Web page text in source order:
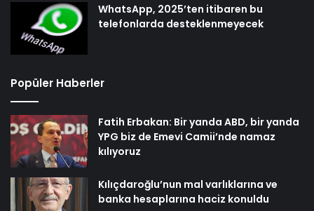
WhatsApp, 2025’ten itibaren bu
telefonlarda desteklenmeyecek
Popüler Haberler
Fatih Erbakan: Bir yanda ABD, bir yanda
YPG biz de Emevi Camii’nde namaz
kılıyoruz
Kılıçdaroğlu’nun mal varlıklarına ve
banka hesaplarına haciz konuldu